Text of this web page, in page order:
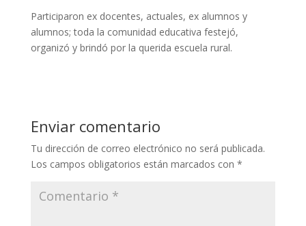
Participaron ex docentes, actuales, ex alumnos y
alumnos; toda la comunidad educativa festejó,
organizó y brindó por la querida escuela rural.
Enviar comentario
Tu dirección de correo electrónico no será publicada.
Los campos obligatorios están marcados con *